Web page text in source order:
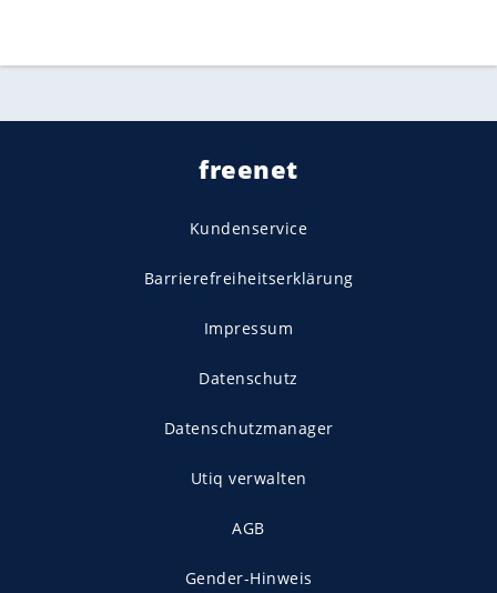
freenet
Kundenservice
Barrierefreiheitserklärung
Impressum
Datenschutz
Datenschutzmanager
Utiq verwalten
AGB
Gender-Hinweis